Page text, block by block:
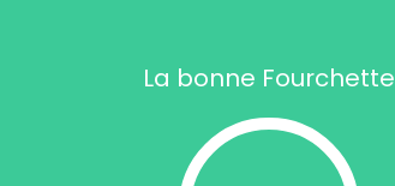
La bonne Fourchette